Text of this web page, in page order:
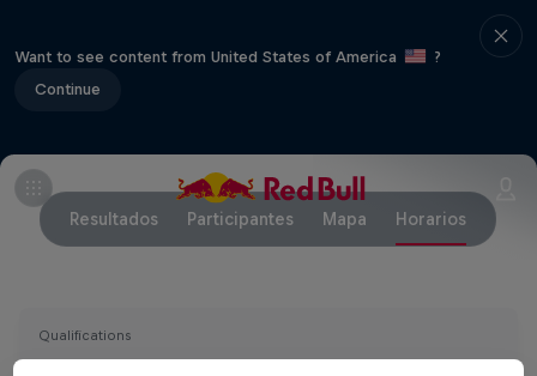
Want to see content from United States of America
?
Continue
Resultados Participantes Mapa Horarios
Qualifications